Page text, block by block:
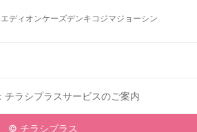
エディオンケーズデンキ コジマジョーシン
チラシプラスサービスのご案内
© チラシプラス